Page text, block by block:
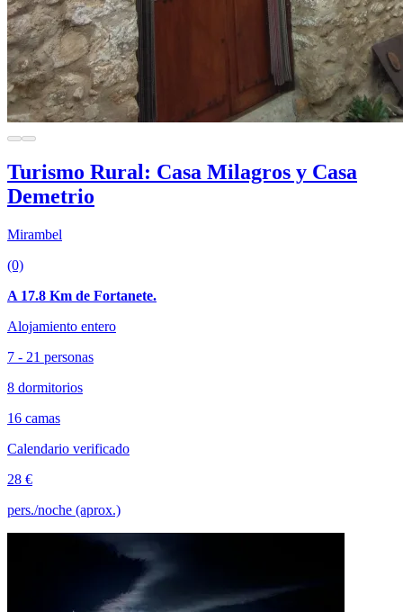
Turismo Rural: Casa Milagros y Casa
Demetrio
Mirambel
(0)
A 17.8 Km de Fortanete.
Alojamiento entero
7 - 21 personas
8 dormitorios
16 camas
Calendario verificado
28 €
pers./noche (aprox.)